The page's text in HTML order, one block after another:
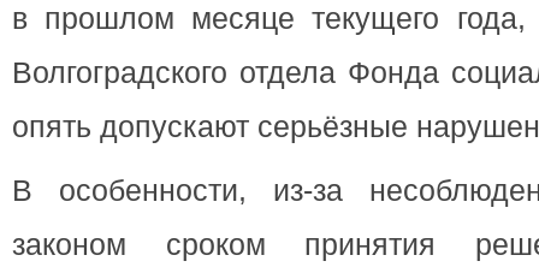
в прошлом месяце текущего
Волгоградского отдела Фонда
опять допускают серьёзные
В особенности, из-за
законом сроком принятия